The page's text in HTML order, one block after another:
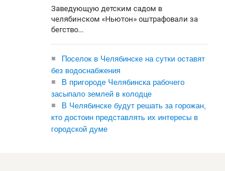
Заведующую детским садом в
челябинском «Ньютон» оштрафовали за
бегство...
Поселок в Челябинске на сутки оставят
без водоснабжения
В пригороде Челябинска рабочего
засыпало землей в колодце
В Челябинске будут решать за горожан,
кто достоин представлять их интересы в
городской думе